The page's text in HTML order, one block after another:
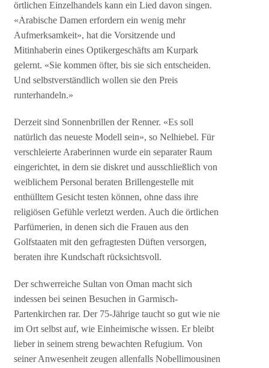
örtlichen Einzelhandels kann ein Lied davon singen.
«Arabische Damen erfordern ein wenig mehr
Aufmerksamkeit», hat die Vorsitzende und
Mitinhaberin eines Optikergeschäfts am Kurpark
gelernt. «Sie kommen öfter, bis sie sich entscheiden.
Und selbstverständlich wollen sie den Preis
runterhandeln.»
Derzeit sind Sonnenbrillen der Renner. «Es soll
natürlich das neueste Modell sein», so Nelhiebel. Für
verschleierte Araberinnen wurde ein separater Raum
eingerichtet, in dem sie diskret und ausschließlich von
weiblichem Personal beraten Brillengestelle mit
enthülltem Gesicht testen können, ohne dass ihre
religiösen Gefühle verletzt werden. Auch die örtlichen
Parfümerien, in denen sich die Frauen aus den
Golfstaaten mit den gefragtesten Düften versorgen,
beraten ihre Kundschaft rücksichtsvoll.
Der schwerreiche Sultan von Oman macht sich
indessen bei seinen Besuchen in Garmisch-
Partenkirchen rar. Der 75-Jährige taucht so gut wie nie
im Ort selbst auf, wie Einheimische wissen. Er bleibt
lieber in seinem streng bewachten Refugium. Von
seiner Anwesenheit zeugen allenfalls Nobellimousinen